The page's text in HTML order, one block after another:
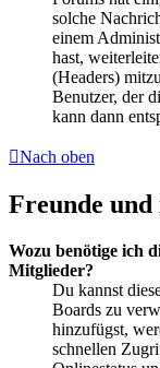
solche
einem
hast,
(Headers)
Benutzer, der
kann dann
Nach oben
Freunde
Wozu benötige ich
Mitglieder?
Du kannst
Boards zu
hinzufügst,
schnellen